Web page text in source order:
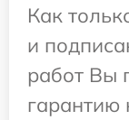
Как
и
работ Вы
гарантию